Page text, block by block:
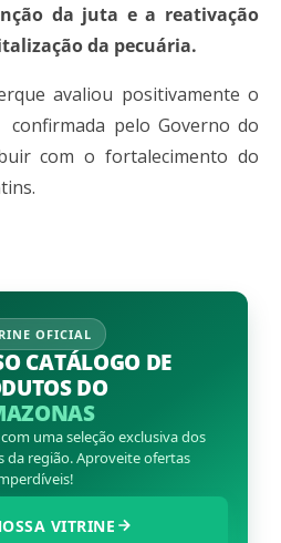
da juta e a reativação
da pecuária.
avaliou positivamente o
pelo Governo do
com o fortalecimento do
OFICIAL
CATÁLOGO DE
DO
uma seleção exclusiva dos
da região. Aproveite ofertas
VITRINE